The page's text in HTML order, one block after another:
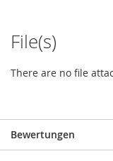
File(s)
There are no file
Bewertungen